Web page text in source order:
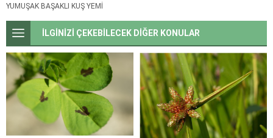
YUMUŞAK BAŞAKLI KUŞ YEMI
İLGİNİZİ ÇEKEBİLECEK DİĞER KONULAR